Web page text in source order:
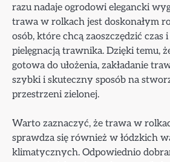
razu nadaje ogrodowi elegancki
trawa w rolkach jest doskonałym
osób, które chcą zaoszczędzić czas
pielęgnacją trawnika. Dzięki temu,
gotowa do ułożenia, zakładanie
szybki i skuteczny sposób na
przestrzeni zielonej.
Warto zaznaczyć, że trawa w
sprawdza się również w łódzkich
klimatycznych. Odpowiednio